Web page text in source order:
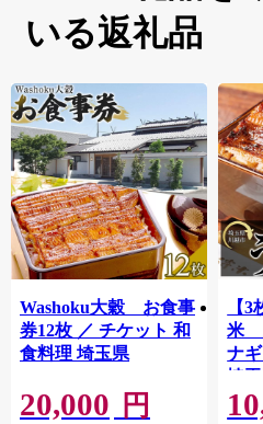
いる返礼品
Washoku大穀 お食事
券12枚 ／ チケット 和
食料理 埼玉県
20,000 円
【
米
ナ
埼